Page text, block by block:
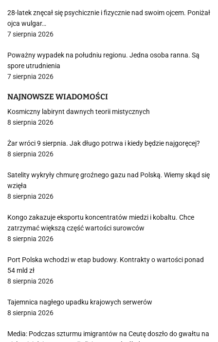
28-latek znęcał się psychicznie i fizycznie nad swoim ojcem. Poniżał
ojca wulgar…
7 sierpnia 2026
Poważny wypadek na południu regionu. Jedna osoba ranna. Są
spore utrudnienia
7 sierpnia 2026
NAJNOWSZE WIADOMOŚCI
Kosmiczny labirynt dawnych teorii mistycznych
8 sierpnia 2026
Żar wróci 9 sierpnia. Jak długo potrwa i kiedy będzie najgoręcej?
8 sierpnia 2026
Satelity wykryły chmurę groźnego gazu nad Polską. Wiemy skąd się
wzięła
8 sierpnia 2026
Kongo zakazuje eksportu koncentratów miedzi i kobaltu. Chce
zatrzymać większą część wartości surowców
8 sierpnia 2026
Port Polska wchodzi w etap budowy. Kontrakty o wartości ponad
54 mld zł
8 sierpnia 2026
Tajemnica nagłego upadku krajowych serwerów
8 sierpnia 2026
Media: Podczas szturmu imigrantów na Ceutę doszło do gwałtu na